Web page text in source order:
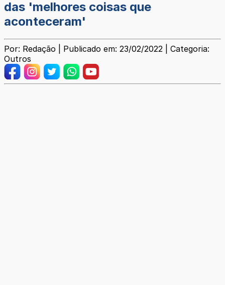
das 'melhores coisas que
aconteceram'
Por: Redação | Publicado em: 23/02/2022 | Categoria:
Outros